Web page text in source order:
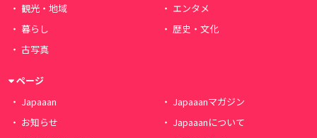
観光・地域
エンタメ
暮らし
歴史・文化
古写真
ページ
Japaaan
Japaaanマガジン
お知らせ
Japaaanについて